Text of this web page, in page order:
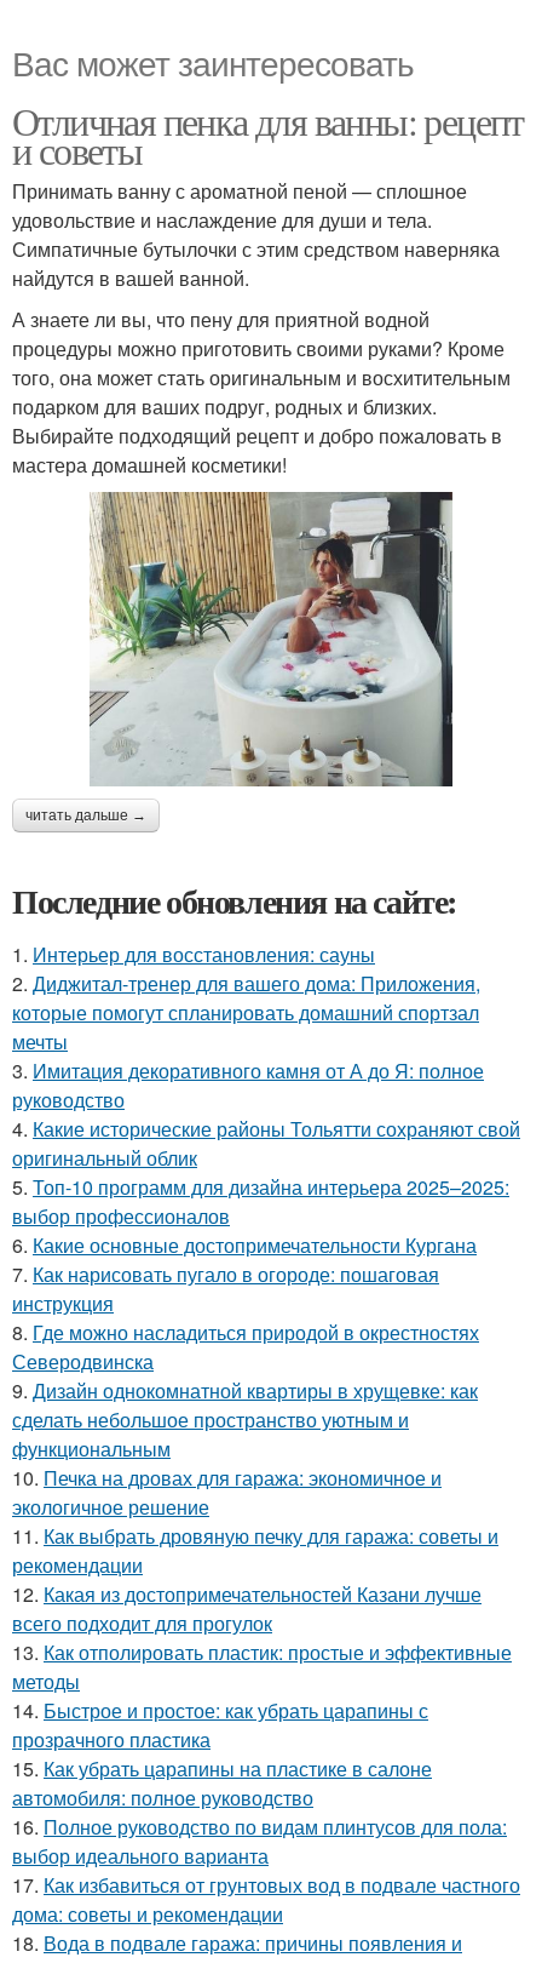
Вас может заинтересовать
Отличная пенка для ванны: рецепт
и советы
Принимать ванну с ароматной пеной — сплошное
удовольствие и наслаждение для души и тела.
Симпатичные бутылочки с этим средством наверняка
найдутся в вашей ванной.
А знаете ли вы, что пену для приятной водной
процедуры можно приготовить своими руками? Кроме
того, она может стать оригинальным и восхитительным
подарком для ваших подруг, родных и близких.
Выбирайте подходящий рецепт и добро пожаловать в
мастера домашней косметики!
читать дальше →
Последние обновления на сайте:
1. Интерьер для восстановления: сауны
2. Диджитал-тренер для вашего дома: Приложения,
которые помогут спланировать домашний спортзал
мечты
3. Имитация декоративного камня от А до Я: полное
руководство
4. Какие исторические районы Тольятти сохраняют свой
оригинальный облик
5. Топ-10 программ для дизайна интерьера 2025–2025:
выбор профессионалов
6. Какие основные достопримечательности Кургана
7. Как нарисовать пугало в огороде: пошаговая
инструкция
8. Где можно насладиться природой в окрестностях
Северодвинска
9. Дизайн однокомнатной квартиры в хрущевке: как
сделать небольшое пространство уютным и
функциональным
10. Печка на дровах для гаража: экономичное и
экологичное решение
11. Как выбрать дровяную печку для гаража: советы и
рекомендации
12. Какая из достопримечательностей Казани лучше
всего подходит для прогулок
13. Как отполировать пластик: простые и эффективные
методы
14. Быстрое и простое: как убрать царапины с
прозрачного пластика
15. Как убрать царапины на пластике в салоне
автомобиля: полное руководство
16. Полное руководство по видам плинтусов для пола:
выбор идеального варианта
17. Как избавиться от грунтовых вод в подвале частного
дома: советы и рекомендации
18. Вода в подвале гаража: причины появления и